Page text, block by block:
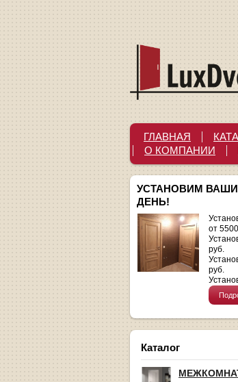
ГЛАВНАЯ
О КОМПАНИИ
УСТАНОВИМ
ДЕНЬ!
от
руб.
руб.
Каталог